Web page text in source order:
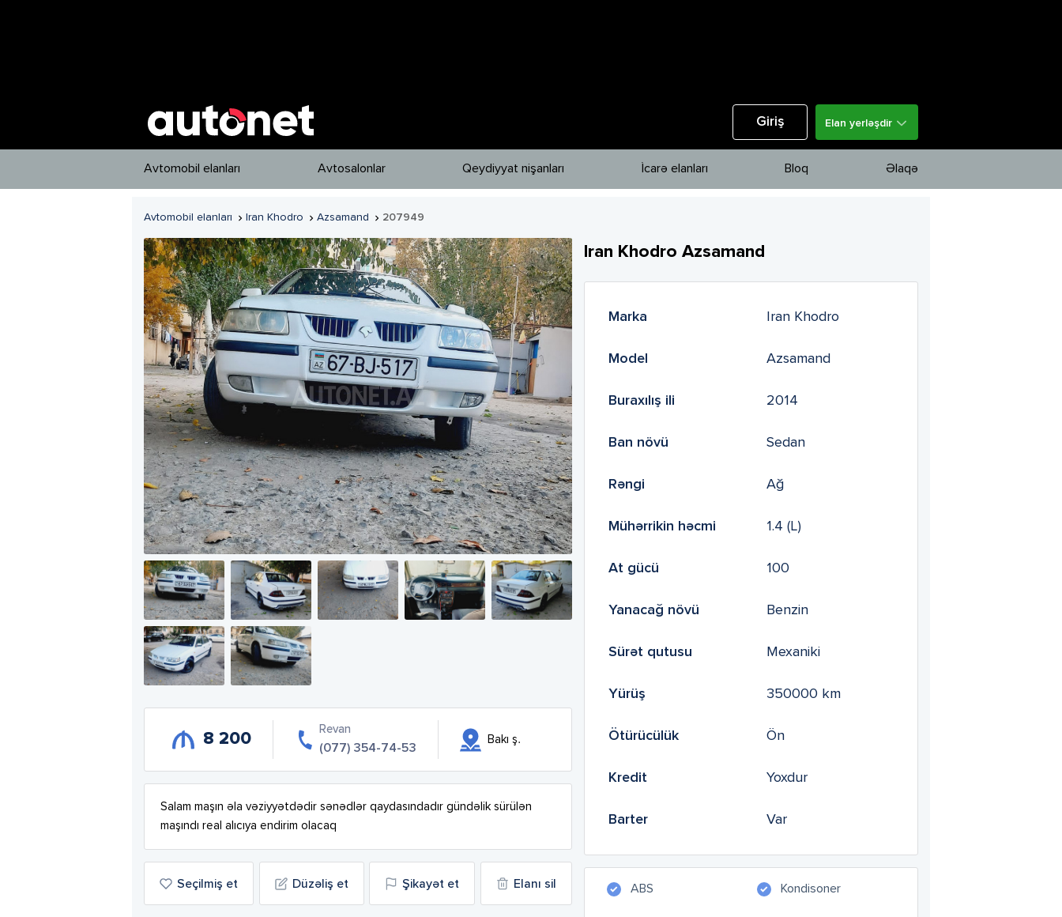
Giriş Elan yerləşdir
Avtomobil elanları Avtosalonlar Qeydiyyat nişanları İcarə elanları Bloq Əlaqə
Avtomobil elanları  Iran Khodro  Azsamand  207949
8 200
Revan
(077) 354-74-53
Bakı ş.
Salam maşın əla vəziyyətdədir sənədlər qaydasındadır gündəlik sürülən
maşındı real alıcıya endirim olacaq
Seçilmiş et Düzəliş et Şikayət et Elanı sil
Iran Khodro Azsamand
Marka Iran Khodro
Model Azsamand
Buraxılış ili 2014
Ban növü Sedan
Rəngi Ağ
Mühərrikin həcmi 1.4 (L)
At gücü 100
Yanacağ növü Benzin
Sürət qutusu Mexaniki
Yürüş 350000 km
Ötürücülük Ön
Kredit Yoxdur
Barter Var
ABS Kondisoner